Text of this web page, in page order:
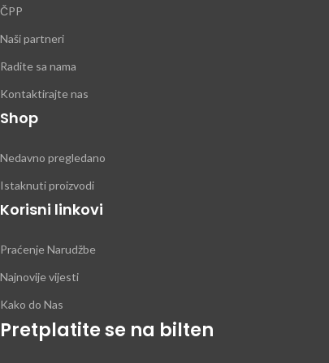
ČPP
Naši partneri
Radite sa nama
Kontaktirajte nas
Shop
Nedavno pregledano
Istaknuti proizvodi
Korisni linkovi
Praćenje Narudžbe
Najnovije vijesti
Kako do Nas
Pretplatite se na bilten